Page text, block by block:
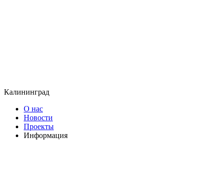
Калининград
О нас
Новости
Проекты
Информация